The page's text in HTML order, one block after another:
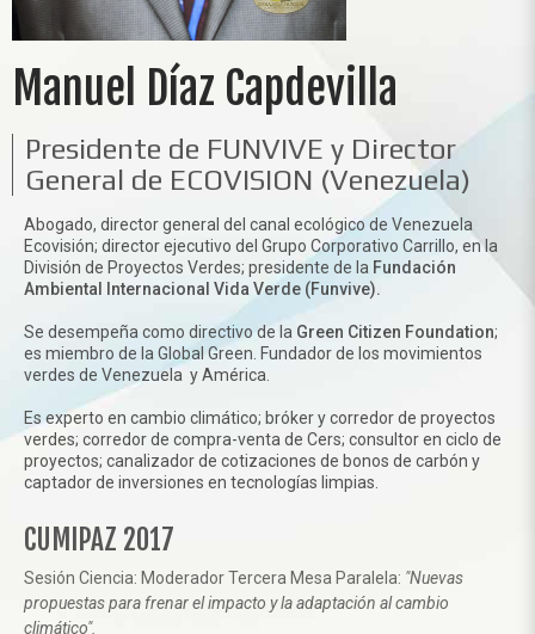
Manuel Díaz Capdevilla
Presidente de FUNVIVE y Director
General de ECOVISION (Venezuela)
Abogado, director general del canal ecológico de Venezuela
Ecovisión; director ejecutivo del Grupo Corporativo Carrillo, en la
División de Proyectos Verdes; presidente de la Fundación
Ambiental Internacional Vida Verde (Funvive).
Se desempeña como directivo de la Green Citizen Foundation;
es miembro de la Global Green. Fundador de los movimientos
verdes de Venezuela y América.
Es experto en cambio climático; bróker y corredor de proyectos
verdes; corredor de compra-venta de Cers; consultor en ciclo de
proyectos; canalizador de cotizaciones de bonos de carbón y
captador de inversiones en tecnologías limpias.
CUMIPAZ 2017
Sesión Ciencia: Moderador Tercera Mesa Paralela: "Nuevas
propuestas para frenar el impacto y la adaptación al cambio
climático".